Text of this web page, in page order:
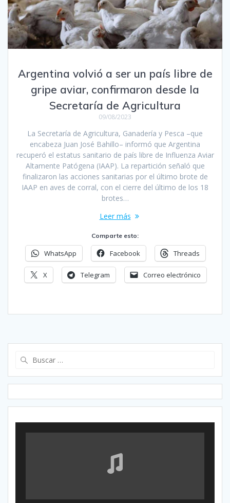
Argentina volvió a ser un país libre de
gripe aviar, confirmaron desde la
Secretaría de Agricultura
09/08/2023
La Secretaría de Agricultura, Ganadería y Pesca –que
encabeza Juan José Bahillo– informó que Argentina
recuperó el estatus sanitario de país libre de Influenza Aviar
Altamente Patógena (IAAP). La repartición señaló que
finalizaron las acciones sanitarias por el último brote de
IAAP en aves de corral, con el cierre del último de los 18
brotes…
Leer más
Comparte esto:
WhatsApp Facebook Threads
X Telegram Correo electrónico